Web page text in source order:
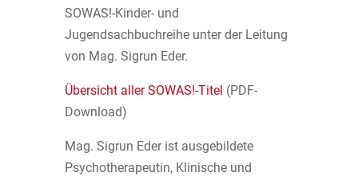
SOWAS!-Kinder- und
Jugendsachbuchreihe unter der Leitung
von Mag. Sigrun Eder.
Übersicht aller SOWAS!-Titel (PDF-
Download)
Mag. Sigrun Eder ist ausgebildete
Psychotherapeutin, Klinische und